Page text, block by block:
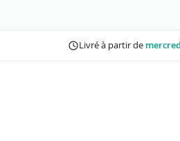
Livré à partir de